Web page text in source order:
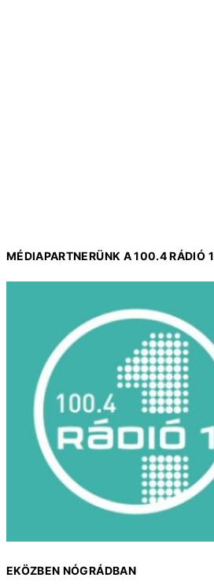
MÉDIAPARTNERÜNK A 100.4 RÁDIÓ 1
EKÖZBEN NÓGRÁDBAN